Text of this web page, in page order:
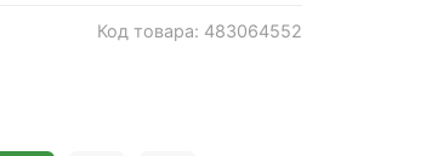
Код товара: 483064552